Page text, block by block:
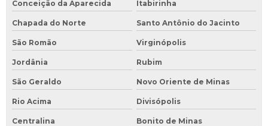
Conceição da Aparecida Itabirinha
Chapada do Norte Santo Antônio do Jacinto
São Romão Virginópolis
Jordânia Rubim
São Geraldo Novo Oriente de Minas
Rio Acima Divisópolis
Centralina Bonito de Minas